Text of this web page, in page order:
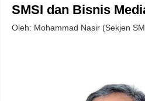
SMSI dan Bisnis
Oleh: Mohammad Nasir (Sekjen